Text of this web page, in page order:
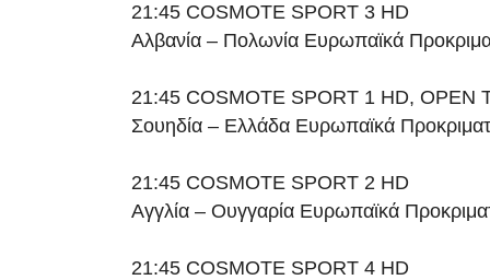
21:45 COSMOTE SPORT 3 HD
Αλβανία – Πολωνία Ευρωπαϊκά
21:45 COSMOTE SPORT 1 HD, OPEN
Σουηδία – Ελλάδα Ευρωπαϊκά
21:45 COSMOTE SPORT 2 HD
Αγγλία – Ουγγαρία Ευρωπαϊκά
21:45 COSMOTE SPORT 4 HD